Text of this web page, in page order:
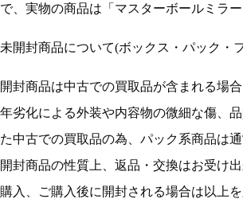
、実物の商品は「マスターボールミラ
未開封商品について(ボックス・パック・
封商品は中古での買取品が含まれる場合
劣化による外装や内容物の微細な傷、
中古での買取品の為、パック系商品は
封商品の性質上、返品・交換はお受け出
入、ご購入後に開封される場合は以上